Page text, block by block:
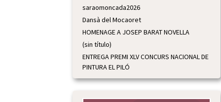
saraomoncada2026
Dansà del Mocaoret
HOMENAGE A JOSEP BARAT NOVELLA
(sin título)
ENTREGA PREMI XLV CONCURS NACIONAL DE
PINTURA EL PILÓ